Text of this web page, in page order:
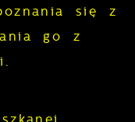
się z
go z